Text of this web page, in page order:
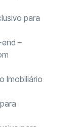
para
–
Imobiliário